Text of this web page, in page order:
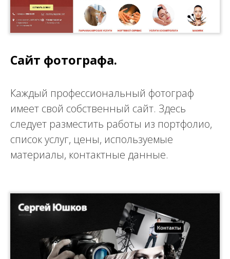
Сайт фотографа.
Каждый профессиональный фотограф
имеет свой собственный сайт. Здесь
следует разместить работы из портфолио,
список услуг, цены, используемые
материалы, контактные данные.